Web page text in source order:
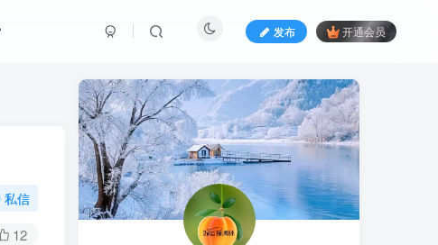
发布 开通会员
私信
12